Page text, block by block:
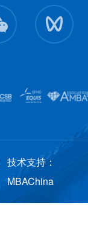
技术支持：
MBAChina